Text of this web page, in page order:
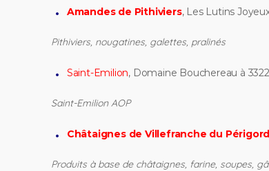
Amandes de Pithiviers, Les Lutins
Pithiviers, nougatines, galettes, pralinés
Saint-Emilion, Domaine Bouchereau à
Saint-Emilion AOP
Châtaignes de Villefranche du Périgord
Produits à base de châtaignes, farine, soupes,